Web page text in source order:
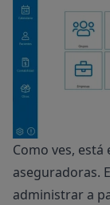
Como ves,
aseguradoras.
administrar a